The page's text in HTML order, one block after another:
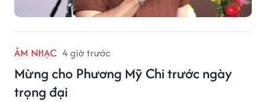
ÂM NHẠC 4 giờ trước
Mừng cho Phương Mỹ Chi trước ngày
trọng đại